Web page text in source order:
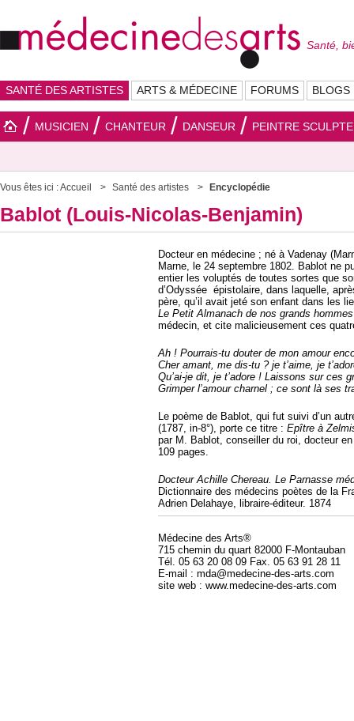
Santé,
SANTÉ DES ARTISTES ARTS & MÉDECINE FORUMS BLOGS
MUSICIEN CHANTEUR DANSEUR PEINTRE
Vous êtes ici :Accueil Santé des artistes Encyclopédie
Bablot (Louis-Nicolas-Benjamin)
Docteur en médecine ; né à Vadenay
Marne, le 24 septembre 1802. Bablot ne
entier les voluptés de toutes sortes que
d’Odyssée épistolaire, dans laquelle,
père, qu’il avait jeté son enfant dans les
Le Petit Almanach de nos grands hommes
médecin, et cite malicieusement ces
Ah ! Pourrais-tu douter de mon amour
Cher amant, me dis-tu ? je t’aime, je
Qu’ai-je dit, je t’adore ! Laissons sur ces
Grimper l’amour charnel ; ce sont là ses
Le poème de Bablot, qui fut suivi d’un
(1787, in-8°), porte ce titre : Epître à
par M. Bablot, conseiller du roi, docteur
109 pages.
Docteur Achille Chereau. Le Parnasse
Dictionnaire des médecins poètes de la
Adrien Delahaye, libraire-éditeur. 1874
Médecine des Arts®
715 chemin du quart 82000 F-Montauban
Tél. 05 63 20 08 09 Fax. 05 63 91 28 11
E-mail : mda@medecine-des-arts.com
site web : www.medecine-des-arts.com